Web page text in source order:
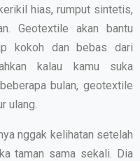
hias, rumput sintetis,
Geotextile akan bantu
kokoh dan bebas dari
kalau kamu suka
bulan, geotextile
ulang.
nggak kelihatan setelah
taman sama sekali. Dia